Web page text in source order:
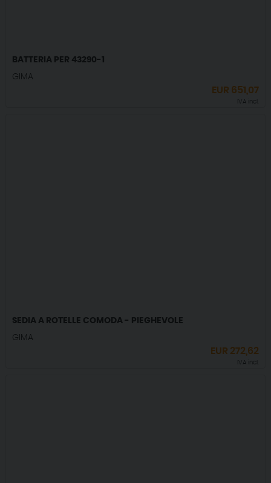
BATTERIA PER 43290-1
GIMA
EUR 651,07
IVA incl.
SEDIA A ROTELLE COMODA - PIEGHEVOLE
GIMA
EUR 272,62
IVA incl.